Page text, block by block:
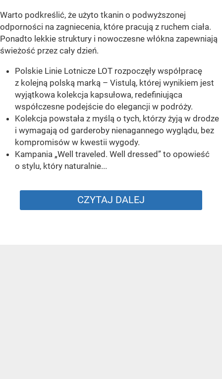
Warto podkreślić, że użyto tkanin o podwyższonej
odporności na zagniecenia, które pracują z ruchem ciała.
Ponadto lekkie struktury i nowoczesne włókna zapewniają
świeżość przez cały dzień.
Polskie Linie Lotnicze LOT rozpoczęły współpracę
z kolejną polską marką – Vistulą, której wynikiem jest
wyjątkowa kolekcja kapsułowa, redefiniująca
współczesne podejście do elegancji w podróży.
Kolekcja powstała z myślą o tych, którzy żyją w drodze
i wymagają od garderoby nienagannego wyglądu, bez
kompromisów w kwestii wygody.
Kampania „Well traveled. Well dressed” to opowieść
o stylu, który naturalnie...
CZYTAJ DALEJ